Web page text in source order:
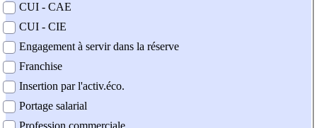
CUI - CAE
CUI - CIE
Engagement à servir dans la réserve
Franchise
Insertion par l'activ.éco.
Portage salarial